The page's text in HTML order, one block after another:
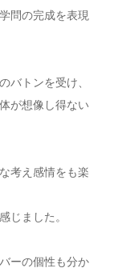
問の完成を表現
バトンを受け、
が想像し得ない
考え感情をも楽
じました。
ーの個性も分か